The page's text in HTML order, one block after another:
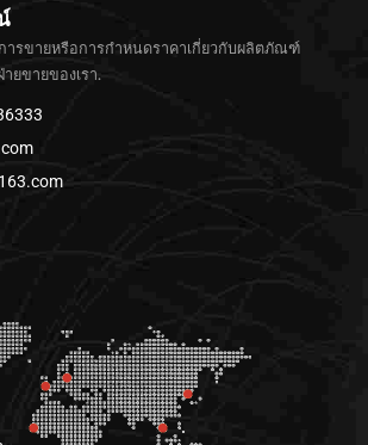
ารขายหรือการกำหนดราคาเกี่ยวกับผลิตภัณฑ์
ยขายของเรา.